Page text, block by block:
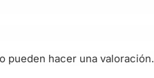
pueden hacer una valoración.